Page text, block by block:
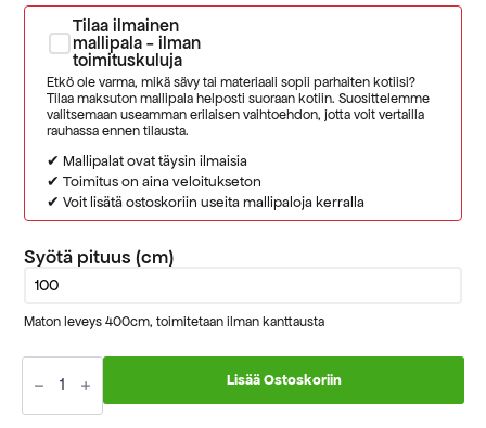
Tilaa ilmainen
mallipala - ilman
toimituskuluja
Etkö ole varma, mikä sävy tai materiaali sopii parhaiten kotiisi?
Tilaa maksuton mallipala helposti suoraan kotiin. Suosittelemme
valitsemaan useamman erilaisen vaihtoehdon, jotta voit vertailla
rauhassa ennen tilausta.
✔ Mallipalat ovat täysin ilmaisia
✔ Toimitus on aina veloitukseton
✔ Voit lisätä ostoskoriin useita mallipaloja kerralla
Syötä pituus (cm)
Maton leveys 400cm, toimitetaan ilman kanttausta
Rambo
73
vaaleanharmaa
kokolattiamatto
Lisää Ostoskoriin